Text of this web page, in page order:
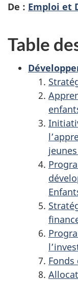
De : Emploi et
Table